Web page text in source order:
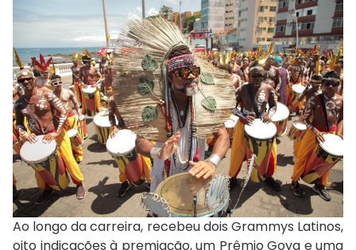
Ao longo da carreira, recebeu dois Grammys Latinos,
oito indicações à premiação, um Prêmio Goya e uma